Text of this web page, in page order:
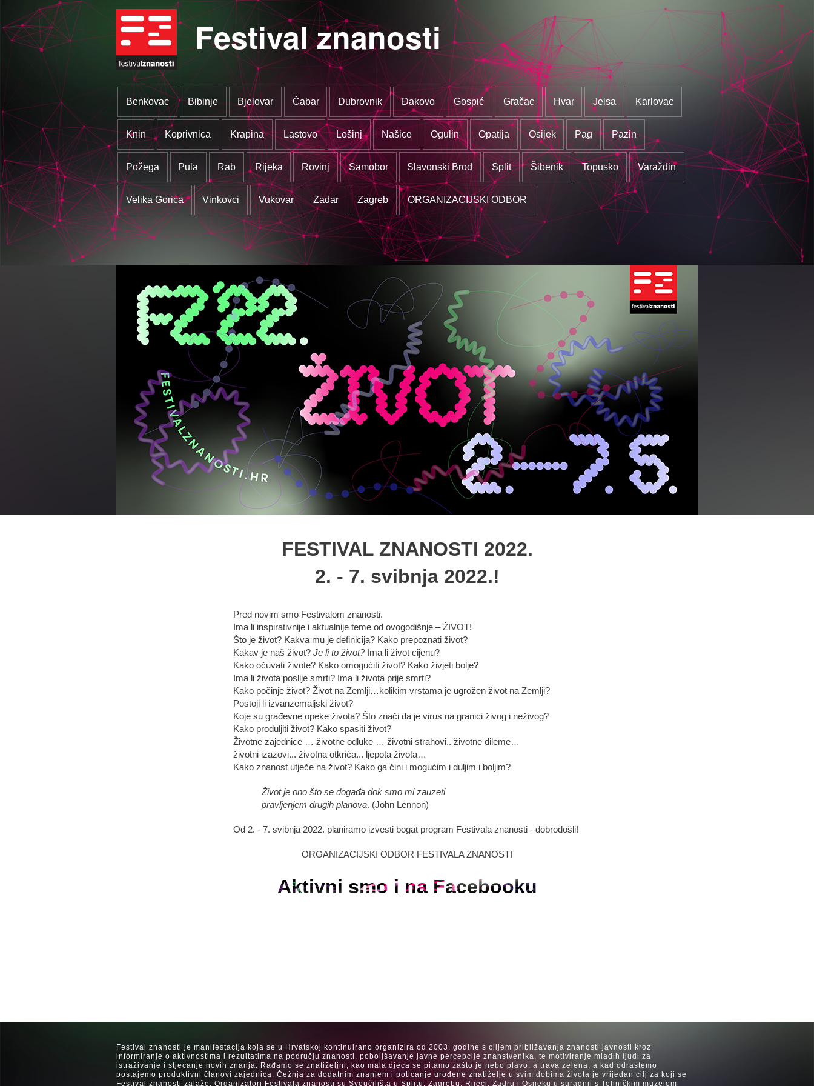
Festival znanosti
Benkovac Bibinje Bjelovar Čabar Dubrovnik Đakovo Gospić Gračac Hvar Jelsa Karlovac
Knin Koprivnica Krapina Lastovo Lošinj Našice Ogulin Opatija Osijek Pag Pazin
Požega Pula Rab Rijeka Rovinj Samobor Slavonski Brod Split Šibenik Topusko Varaždin
Velika Gorica Vinkovci Vukovar Zadar Zagreb ORGANIZACIJSKI ODBOR
FESTIVAL ZNANOSTI 2022.
2. - 7. svibnja 2022.!
Pred novim smo Festivalom znanosti.
Ima li inspirativnije i aktualnije teme od ovogodišnje – ŽIVOT!
Što je život? Kakva mu je definicija? Kako prepoznati život?
Kakav je naš život? Je li to život?Ima li život cijenu?
Kako očuvati živote? Kako omogućiti život? Kako živjeti bolje?
Ima li života poslije smrti? Ima li života prije smrti?
Kako počinje život? Život na Zemlji…kolikim vrstama je ugrožen život na Zemlji?
Postoji li izvanzemaljski život?
Koje su građevne opeke života? Što znači da je virus na granici živog i neživog?
Kako produljiti život? Kako spasiti život?
Životne zajednice … životne odluke … životni strahovi.. životne dileme…
životni izazovi... životna otkrića... ljepota života…
Kako znanost utječe na život? Kako ga čini i mogućim i duljim i boljim?
Život je ono što se događa dok smo mi zauzeti
pravljenjem drugih planova. (John Lennon)
Od 2. - 7. svibnja 2022. planiramo izvesti bogat program Festivala znanosti - dobrodošli!
ORGANIZACIJSKI ODBOR FESTIVALA ZNANOSTI
Aktivni smo i na Facebooku
Festival znanosti je manifestacija koja se u Hrvatskoj kontinuirano organizira od 2003. godine s ciljem približavanja znanosti javnosti kroz
informiranje o aktivnostima i rezultatima na području znanosti, poboljšavanje javne percepcije znanstvenika, te motiviranje mladih ljudi za
istraživanje i stjecanje novih znanja. Rađamo se znatiželjni, kao mala djeca se pitamo zašto je nebo plavo, a trava zelena, a kad odrastemo
postajemo produktivni članovi zajednica. Čežnja za dodatnim znanjem i poticanje urođene znatiželje u svim dobima života je vrijedan cilj za koji se
Festival znanosti zalaže. Organizatori Festivala znanosti su Sveučilišta u Splitu, Zagrebu, Rijeci, Zadru i Osijeku u suradnji s Tehničkim muzejom